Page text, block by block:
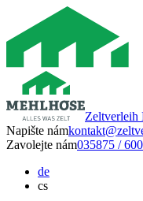
Zeltverleih
Napište nám
Zavolejte nám035875 /
de
cs